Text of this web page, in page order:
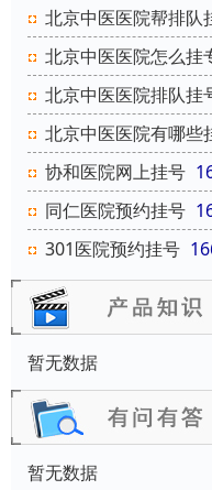
北京中医医院帮排队
北京中医医院怎么挂
北京中医医院排队挂
北京中医医院有哪些
协和医院网上挂号
同仁医院预约挂号
301医院预约挂号
暂无数据
暂无数据